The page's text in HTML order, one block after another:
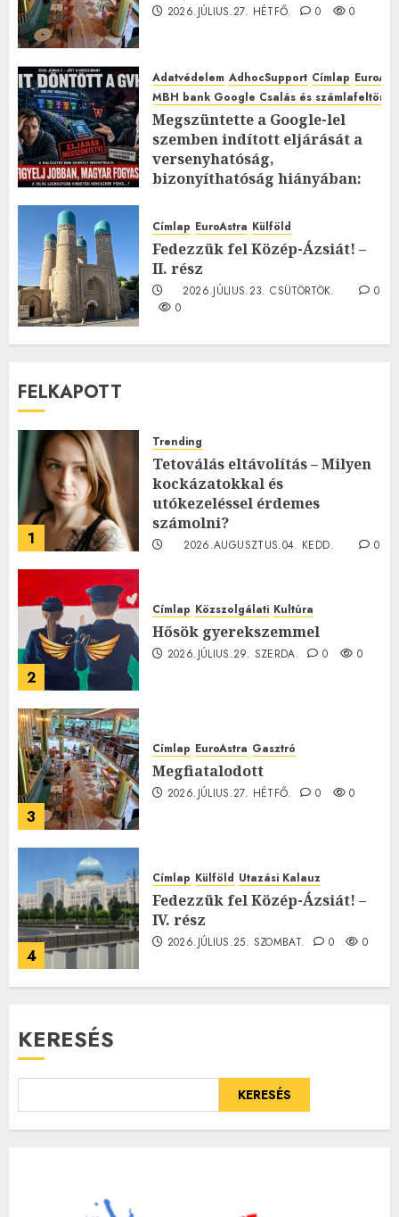
2026.JÚLIUS.27. HÉTFŐ. 0 0
Adatvédelem AdhocSupport Címlap
MBH bank Google Csalás és
Megszüntette a Google-lel
szemben indított eljárását a
versenyhatóság,
bizonyíthatóság hiányában:
2026.JÚLIUS.23. CSÜTÖRTÖK.
0
Címlap EuroAstra Külföld
Fedezzük fel Közép-Ázsiát! –
II. rész
2026.JÚLIUS.23. CSÜTÖRTÖK.
0
0
FELKAPOTT
1
Trending
Tetoválás eltávolítás – Milyen
kockázatokkal és
utókezeléssel érdemes
számolni?
2026.AUGUSZTUS.04. KEDD.
0
2
Címlap Közszolgálati Kultúra
Hősök gyerekszemmel
2026.JÚLIUS.29. SZERDA. 0 0
3
Címlap EuroAstra Gasztró
Megfiatalodott
2026.JÚLIUS.27. HÉTFŐ. 0 0
4
Címlap Külföld Utazási Kalauz
Fedezzük fel Közép-Ázsiát! –
IV. rész
2026.JÚLIUS.25. SZOMBAT. 0 0
KERESÉS
KERESÉS